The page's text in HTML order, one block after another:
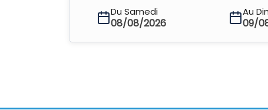
Du Samedi
08/08/2026
Au
09/